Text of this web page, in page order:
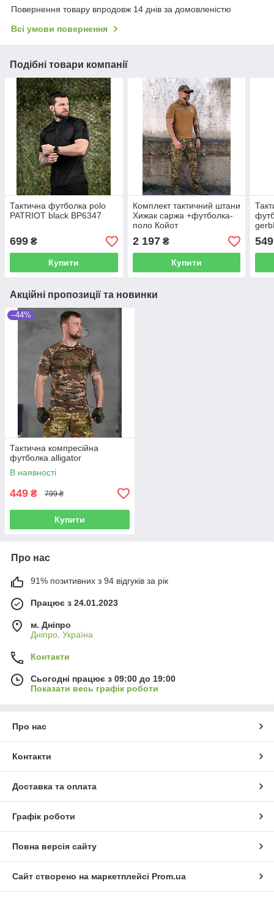
Повернення товару впродовж 14 днів за домовленістю
Всі умови повернення
Подібні товари компанії
Тактична футболка polo
PATRIOT black ВР6347
699 ₴
Купити
Комплект тактичний штани
Хижак саржа +футболка-
поло Койот
2 197₴
Купити
549
Акційні пропозиції та новинки
–44%
Тактична компресійна
футболка alligator
В наявності
449 ₴ 799 ₴
Купити
Про нас
91% позитивних з 94 відгуків за рік
Працює з 24.01.2023
м. Дніпро
Дніпро, Україна
Контакти
Сьогодні працює з 09:00 до 19:00
Показати весь графік роботи
Про нас
Контакти
Доставка та оплата
Графік роботи
Повна версія сайту
Сайт створено на маркетплейсі Prom.ua